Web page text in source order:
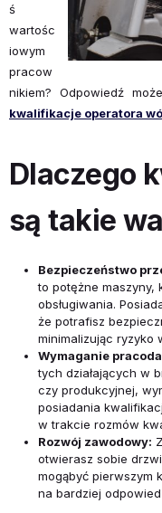
ś
wartośc
iowym
pracow
nikiem? Odpowiedź
kwalifikacje operatora
Dlaczego
są takie
Bezpieczeństwo
to potężne maszyny,
obsługiwania.
że potrafisz
minimalizując ryzyko
Wymaganie
tych działających w
czy produkcyjnej,
posiadania
w trakcie rozmów
Rozwój zawodowy:
otwierasz sobie
mogąbyć pierwszym
na bardziej